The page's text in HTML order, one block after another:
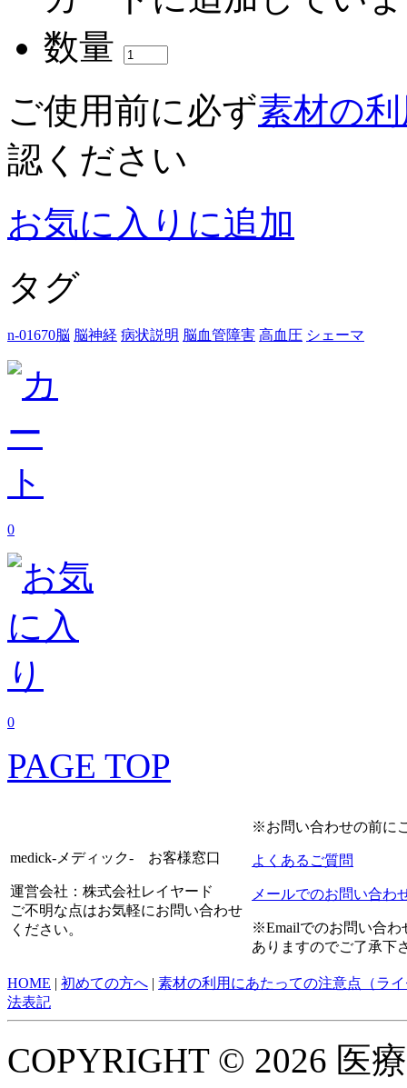
数量
ご使用前に必ず素材の
認ください
お気に入りに追加
タグ
n-01670脳 脳神経 病状説明 脳血管障害 高血圧 シェーマ
0
0
PAGE TOP
medick-メディック- お客様窓口
運営会社：株式会社レイヤード
ご不明な点はお気軽にお問い合わせ
ください。
※お問い合わせの前に
よくあるご質問
メールでのお問い合わ
※Emailでのお問い合わ
ありますのでご了承下
HOME | 初めての方へ | 素材の利用にあたっての注意点（ラ
法表記
COPYRIGHT © 2026 医